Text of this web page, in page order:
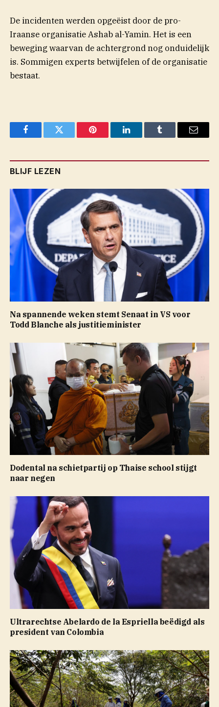
De incidenten werden opgeëist door de pro-
Iraanse organisatie Ashab al-Yamin. Het is een
beweging waarvan de achtergrond nog onduidelijk
is. Sommigen experts betwijfelen of de organisatie
bestaat.
FacebookTwitter Pinterest LinkedInTumblr Email
BLIJF LEZEN
Na spannende weken stemt Senaat in VS voor
Todd Blanche als justitieminister
Dodental na schietpartij op Thaise school stijgt
naar negen
Ultrarechtse Abelardo de la Espriella beëdigd als
president van Colombia